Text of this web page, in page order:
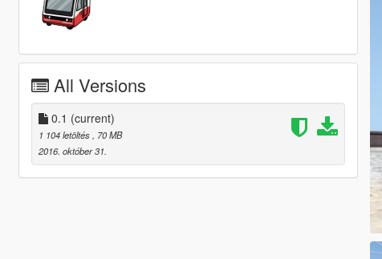
All Versions
0.1 (current)
1 104 letöltés
, 70 MB
2016. október 31.